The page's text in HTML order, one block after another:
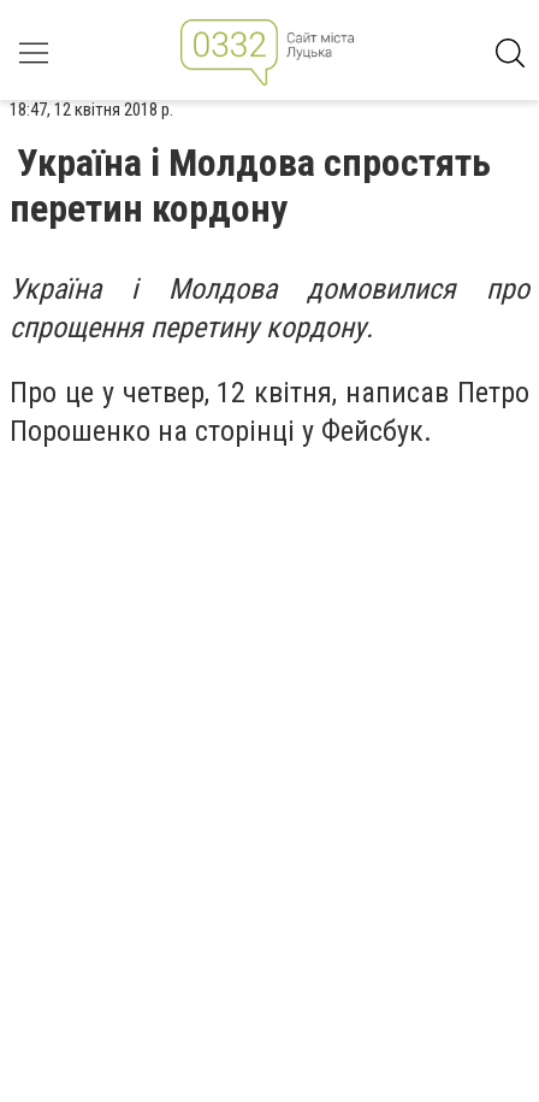
18:47, 12 квітня 2018 р.
Україна і Молдова спростять
перетин кордону
Україна і Молдова домовилися про
спрощення перетину кордону.
Про це у четвер, 12 квітня, написав Петро
Порошенко на сторінці у Фейсбук.